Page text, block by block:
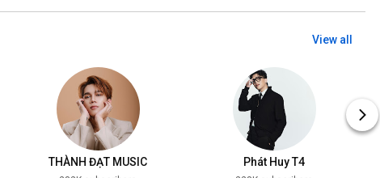
View all
THÀNH ĐẠT MUSIC Phát Huy T4